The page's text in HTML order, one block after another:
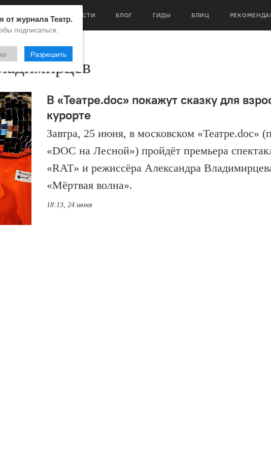
НОВОСТИ БЛОГ ГИДЫ БЛИЦ
В «Театре.doc» покажут сказку для
курорте
Завтра, 25 июня, в московском «Театре.doc»
«DOC на Лесной») пройдёт премьера
«RAT» и режиссёра Александра
«Мëртвая волна».
18:13, 24 июня
от журнала Театр.
подписаться.
Разрешить